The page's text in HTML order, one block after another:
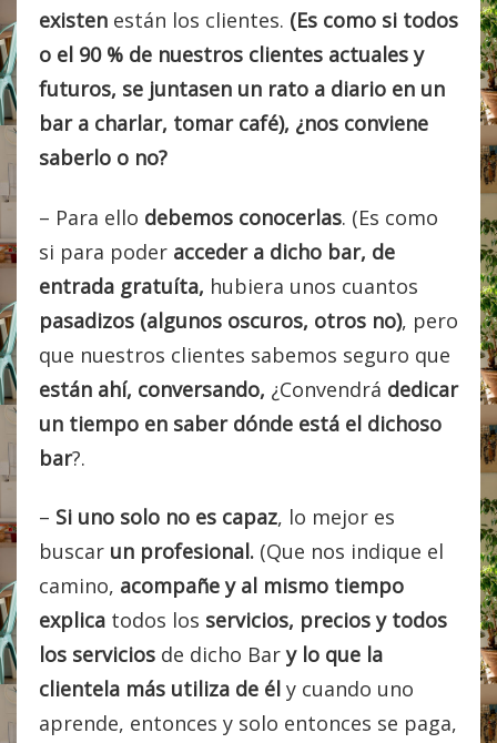
existen están los clientes. (Es como si todos
o el 90 % de nuestros clientes actuales y
futuros, se juntasen un rato a diario en un
bar a charlar, tomar café), ¿nos conviene
saberlo o no?
– Para ello debemos conocerlas. (Es como
si para poder acceder a dicho bar, de
entrada gratuíta, hubiera unos cuantos
pasadizos (algunos oscuros, otros no), pero
que nuestros clientes sabemos seguro que
están ahí, conversando, ¿Convendrá dedicar
un tiempo en saber dónde está el dichoso
bar?.
– Si uno solo no es capaz, lo mejor es
buscar un profesional. (Que nos indique el
camino, acompañe y al mismo tiempo
explica todos los servicios, precios y todos
los servicios de dicho Bary lo que la
clientela más utiliza de él y cuando uno
aprende, entonces y solo entonces se paga,